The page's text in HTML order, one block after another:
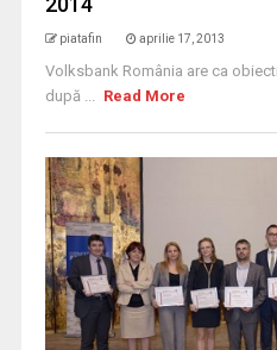
piatafin aprilie 17, 2013
Volksbank România are ca
după ... Read More